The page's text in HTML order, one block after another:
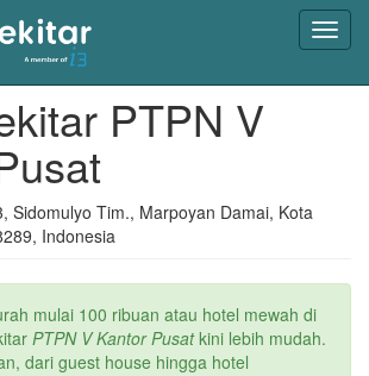
PTPN V
Sidomulyo Tim., Marpoyan Damai, Kota
Indonesia
mulai 100 ribuan atau hotel mewah di
PTPN V Kantor Pusatkini lebih mudah.
dari guest house hingga hotel